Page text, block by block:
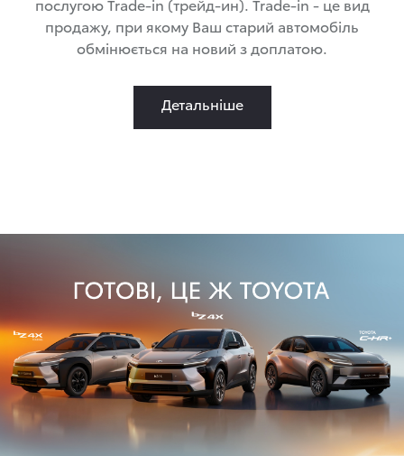
продажу, при якому Ваш старий автомобіль
обмінюється на новий з доплатою.
Детальніше